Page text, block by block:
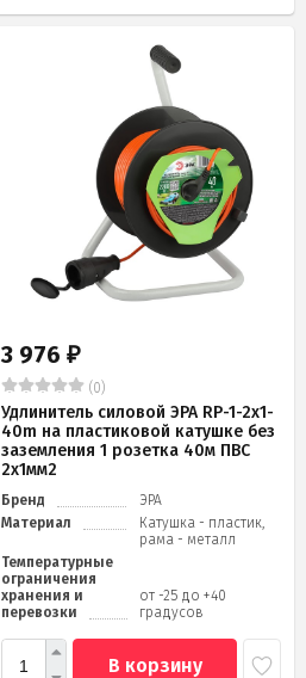
3 976₽
(0)
Удлинитель силовой ЭРА RP-1-2x1-
40m на пластиковой катушке без
заземления 1 розетка 40м ПВС
2x1мм2
Бренд
ЭРА
Материал
Катушка - пластик,
рама - металл
Температурные
ограничения
хранения и
перевозки
от -25 до +40
градусов
В корзину